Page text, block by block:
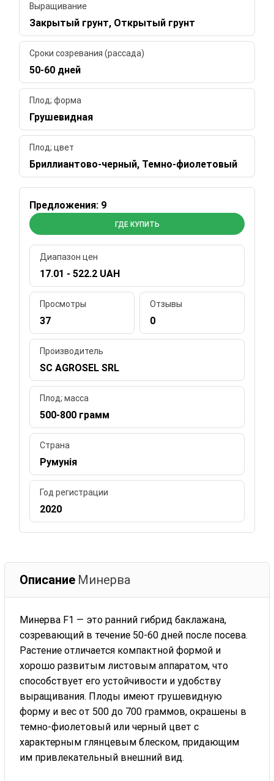
Выращивание
Закрытый грунт, Открытый грунт
Сроки созревания (рассада)
50-60 дней
Плод; форма
Грушевидная
Плод; цвет
Бриллиантово-черный, Темно-фиолетовый
Предложения: 9
ГДЕ КУПИТЬ
Диапазон цен
17.01 - 522.2 UAH
Просмотры
37
Отзывы
0
Производитель
SC AGROSEL SRL
Плод; масса
500-800 грамм
Страна
Румунія
Год регистрации
2020
Описание Минерва
Минерва F1 — это ранний гибрид баклажана,
созревающий в течение 50-60 дней после посева.
Растение отличается компактной формой и
хорошо развитым листовым аппаратом, что
способствует его устойчивости и удобству
выращивания. Плоды имеют грушевидную
форму и вес от 500 до 700 граммов, окрашены в
темно-фиолетовый или черный цвет с
характерным глянцевым блеском, придающим
им привлекательный внешний вид.